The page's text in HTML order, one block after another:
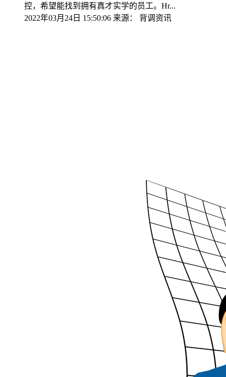
控，希望能找到拥有真才实学的员工。Hr...
2022年03月24日 15:50:06 来源： 背调资讯